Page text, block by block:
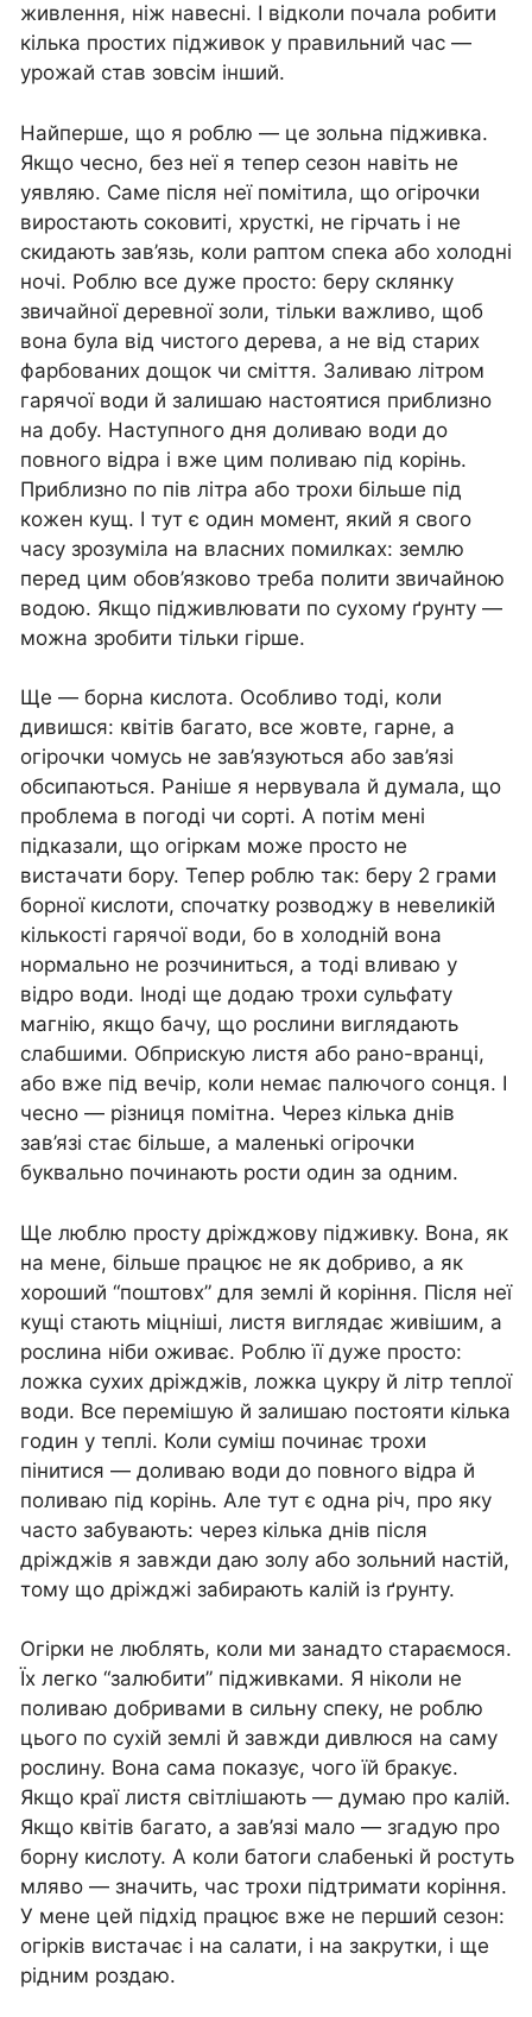
живлення, ніж навесні. І відколи почала робити
кілька простих підживок у правильний час —
урожай став зовсім інший.
Найперше, що я роблю — це зольна підживка.
Якщо чесно, без неї я тепер сезон навіть не
уявляю. Саме після неї помітила, що огірочки
виростають соковиті, хрусткі, не гірчать і не
скидають зав’язь, коли раптом спека або холодні
ночі. Роблю все дуже просто: беру склянку
звичайної деревної золи, тільки важливо, щоб
вона була від чистого дерева, а не від старих
фарбованих дощок чи сміття. Заливаю літром
гарячої води й залишаю настоятися приблизно
на добу. Наступного дня доливаю води до
повного відра і вже цим поливаю під корінь.
Приблизно по пів літра або трохи більше під
кожен кущ. І тут є один момент, який я свого
часу зрозуміла на власних помилках: землю
перед цим обов’язково треба полити звичайною
водою. Якщо підживлювати по сухому ґрунту —
можна зробити тільки гірше.
Ще — борна кислота. Особливо тоді, коли
дивишся: квітів багато, все жовте, гарне, а
огірочки чомусь не зав’язуються або зав’язі
обсипаються. Раніше я нервувала й думала, що
проблема в погоді чи сорті. А потім мені
підказали, що огіркам може просто не
вистачати бору. Тепер роблю так: беру 2 грами
борної кислоти, спочатку розводжу в невеликій
кількості гарячої води, бо в холодній вона
нормально не розчиниться, а тоді вливаю у
відро води. Іноді ще додаю трохи сульфату
магнію, якщо бачу, що рослини виглядають
слабшими. Обприскую листя або рано-вранці,
або вже під вечір, коли немає палючого сонця. І
чесно — різниця помітна. Через кілька днів
зав’язі стає більше, а маленькі огірочки
буквально починають рости один за одним.
Ще люблю просту дріжджову підживку. Вона, як
на мене, більше працює не як добриво, а як
хороший “поштовх” для землі й коріння. Після неї
кущі стають міцніші, листя виглядає живішим, а
рослина ніби оживає. Роблю її дуже просто:
ложка сухих дріжджів, ложка цукру й літр теплої
води. Все перемішую й залишаю постояти кілька
годин у теплі. Коли суміш починає трохи
пінитися — доливаю води до повного відра й
поливаю під корінь. Але тут є одна річ, про яку
часто забувають: через кілька днів після
дріжджів я завжди даю золу або зольний настій,
тому що дріжджі забирають калій із ґрунту.
Огірки не люблять, коли ми занадто стараємося.
Їх легко “залюбити” підживками. Я ніколи не
поливаю добривами в сильну спеку, не роблю
цього по сухій землі й завжди дивлюся на саму
рослину. Вона сама показує, чого їй бракує.
Якщо краї листя світлішають — думаю про калій.
Якщо квітів багато, а зав’язі мало — згадую про
борну кислоту. А коли батоги слабенькі й ростуть
мляво — значить, час трохи підтримати коріння.
У мене цей підхід працює вже не перший сезон:
огірків вистачає і на салати, і на закрутки, і ще
рідним роздаю.